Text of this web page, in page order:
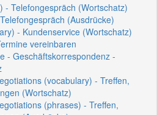
- Telefongespräch (Wortschatz)
(Ausdrücke)
- Kundenservice (Wortschatz)
vereinbaren
- Geschäftskorrespondenz -
(vocabulary) - Treffen,
(Wortschatz)
(phrases) - Treffen,